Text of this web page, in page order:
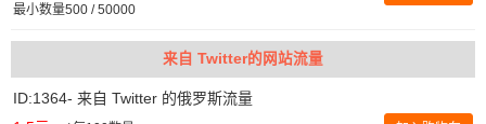
最小数量500 / 50000
来自 Twitter的网站流量
ID:1364- 来自 Twitter 的俄罗斯流量